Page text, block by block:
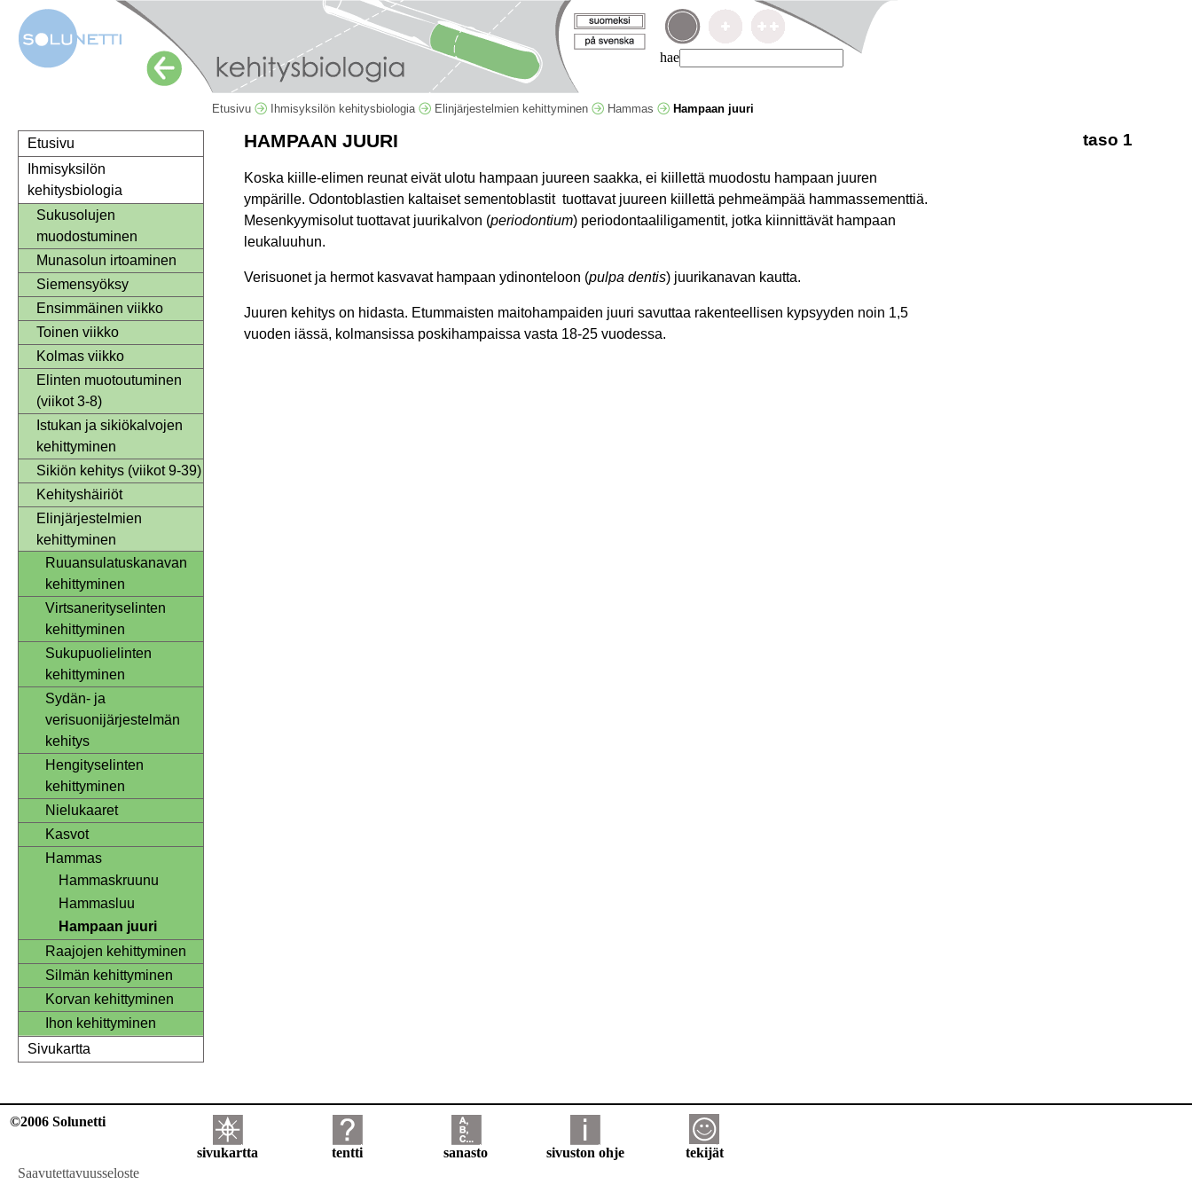
hae
Etusivu Ihmisyksilön kehitysbiologia Elinjärjestelmien kehittyminen Hammas Hampaan juuri
Etusivu
Ihmisyksilön
kehitysbiologia
Sukusolujen
muodostuminen
Munasolun irtoaminen
Siemensyöksy
Ensimmäinen viikko
Toinen viikko
Kolmas viikko
Elinten muotoutuminen
(viikot 3-8)
Istukan ja sikiökalvojen
kehittyminen
Sikiön kehitys (viikot 9-39)
Kehityshäiriöt
Elinjärjestelmien
kehittyminen
Ruuansulatuskanavan
kehittyminen
Virtsanerityselinten
kehittyminen
Sukupuolielinten
kehittyminen
Sydän- ja
verisuonijärjestelmän
kehitys
Hengityselinten
kehittyminen
Nielukaaret
Kasvot
Hammas
Hammaskruunu
Hammasluu
Hampaan juuri
Raajojen kehittyminen
Silmän kehittyminen
Korvan kehittyminen
Ihon kehittyminen
Sivukartta
taso 1
HAMPAAN JUURI
Koska kiille-elimen reunat eivät ulotu hampaan juureen saakka, ei kiillettä muodostu hampaan juuren
ympärille. Odontoblastien kaltaiset sementoblastit tuottavat juureen kiillettä pehmeämpää hammassementtiä.
Mesenkyymisolut tuottavat juurikalvon (periodontium) periodontaaliligamentit, jotka kiinnittävät hampaan
leukaluuhun.
Verisuonet ja hermot kasvavat hampaan ydinonteloon (pulpa dentis) juurikanavan kautta.
Juuren kehitys on hidasta. Etummaisten maitohampaiden juuri savuttaa rakenteellisen kypsyyden noin 1,5
vuoden iässä, kolmansissa poskihampaissa vasta 18-25 vuodessa.
©2006 Solunetti
sivukartta tentti sanasto sivuston ohje
tekijät
Saavutettavuusseloste